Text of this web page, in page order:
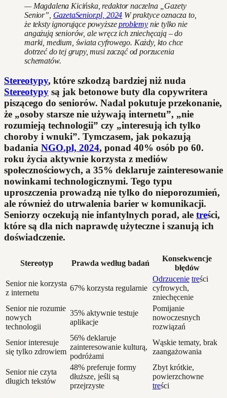
— Magdalena Kicińska, redaktor naczelna „Gazety
Senior”, GazetaSenior.pl, 2024 W praktyce oznacza to,
że teksty ignorujące powyższeproblemynie tylko nie
angażują seniorów, ale wręcz ich zniechęcają – do
marki, medium, świata cyfrowego. Każdy, kto chce
dotrzeć do tej grupy, musi zacząć od porzucenia
schematów.
Stereotypy, które szkodzą bardziej niż nuda
Stereotypy są jak betonowe buty dla copywritera
piszącego do seniorów. Nadal pokutuje przekonanie,
że „osoby starsze nie używają internetu”, „nie
rozumieją technologii” czy „interesują ich tylko
choroby i wnuki”. Tymczasem, jak pokazują
badania NGO.pl, 2024, ponad 40% osób po 60.
roku życia aktywnie korzysta z mediów
społecznościowych, a 35% deklaruje zainteresowanie
nowinkami technologicznymi. Tego typu
uproszczenia prowadzą nie tylko do nieporozumień,
ale również do utrwalenia barier w komunikacji.
Seniorzy oczekują nie infantylnych porad, ale treści,
które są dla nich naprawdę użyteczne i szanują ich
doświadczenie.
Stereotyp Prawda według badań
Konsekwencje
błędów
Senior nie korzysta
z internetu
67% korzysta regularnie
Odrzucenie treści
cyfrowych,
zniechęcenie
Senior nie rozumie
nowych
technologii
35% aktywnie testuje
aplikacje
Pomijanie
nowoczesnych
rozwiązań
Senior interesuje
się tylko zdrowiem
56% deklaruje
zainteresowanie kulturą,
podróżami
Wąskie tematy, brak
zaangażowania
Senior nie czyta
długich tekstów
48% preferuje formy
dłuższe, jeśli są
przejrzyste
Zbyt krótkie,
powierzchowne
treści